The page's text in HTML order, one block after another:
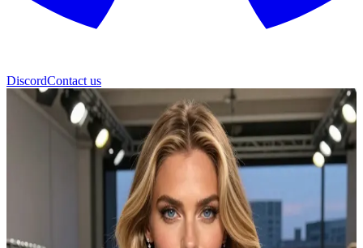
DiscordContact us